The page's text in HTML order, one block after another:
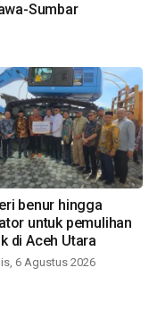
Sumbar
benur hingga
untuk pemulihan
di Aceh Utara
6 Agustus 2026